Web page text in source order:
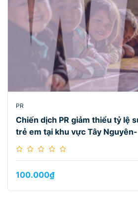
PR
Chiến dịch PR giảm thiểu tỷ lệ
trẻ em tại khu vực Tây
100.000₫